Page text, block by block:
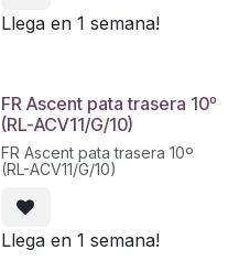
Llega en 1 semana!
FR Ascent pata trasera 10º
(RL-ACV11/G/10)
FR Ascent pata trasera 10º
(RL-ACV11/G/10)
Llega en 1 semana!